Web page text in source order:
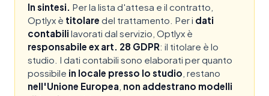
In sintesi. Per la lista d'attesa e il contratto,
Optlyx è titolare del trattamento. Per i dati
contabili lavorati dal servizio, Optlyx è
responsabile ex art. 28 GDPR: il titolare è lo
studio. I dati contabili sono elaborati per quanto
possibile in locale presso lo studio , restano
nell'Unione Europea non addestrano modelli